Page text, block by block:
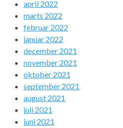
april 2022
marts 2022
februar 2022
januar 2022
december 2021
november 2021
oktober 2021
september 2021
august 2021
juli 2021
juni 2021